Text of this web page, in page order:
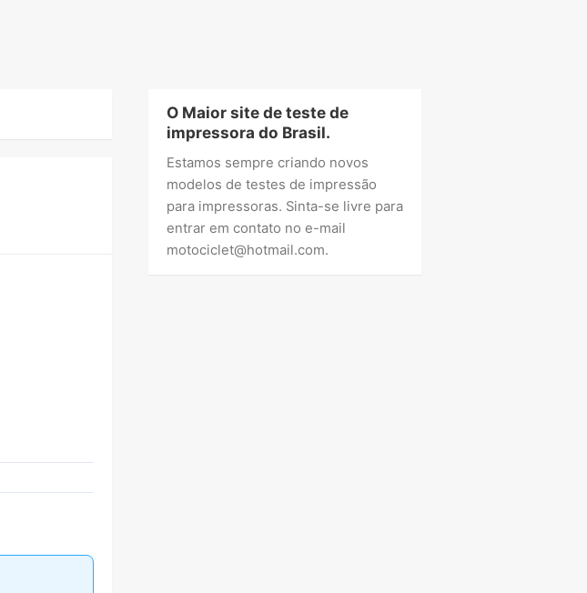
O Maior site de teste de
impressora do Brasil.
Estamos sempre criando novos
modelos de testes de impressão
para impressoras. Sinta-se livre para
entrar em contato no e-mail
motociclet@hotmail.com.